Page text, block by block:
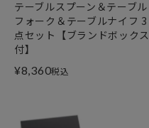
テーブルスプーン＆テーブル
フォーク＆テーブルナイフ 3
点セット【ブランドボックス
付】
¥8,360税込